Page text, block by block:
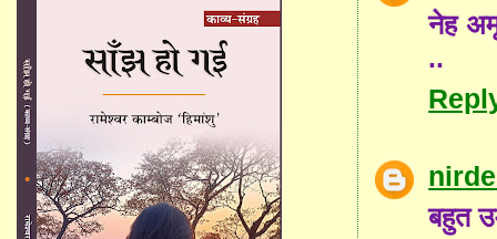
नेह
..
बहुत